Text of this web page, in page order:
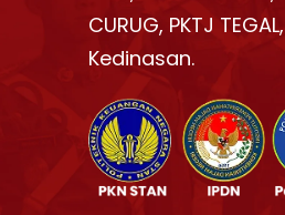
CURUG, PKTJ
Kedinasan.